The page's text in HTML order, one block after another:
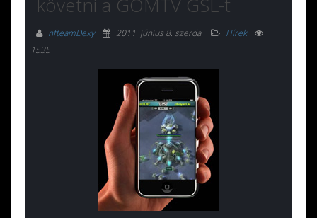
nfteamDexy 2011. június 8. szerda.
Hírek
1535